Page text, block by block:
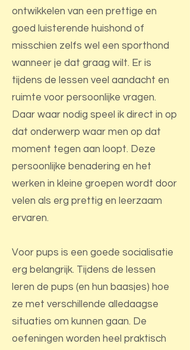
ontwikkelen van een prettige en
goed luisterende huishond of
misschien zelfs wel een sporthond
wanneer je dat graag wilt. Er is
tijdens de lessen veel aandacht en
ruimte voor persoonlijke vragen.
Daar waar nodig speel ik direct in op
dat onderwerp waar men op dat
moment tegen aan loopt. Deze
persoonlijke benadering en het
werken in kleine groepen wordt door
velen als erg prettig en leerzaam
ervaren.
Voor pups is een goede socialisatie
erg belangrijk. Tijdens de lessen
leren de pups (en hun baasjes) hoe
ze met verschillende alledaagse
situaties om kunnen gaan. De
oefeningen worden heel praktisch